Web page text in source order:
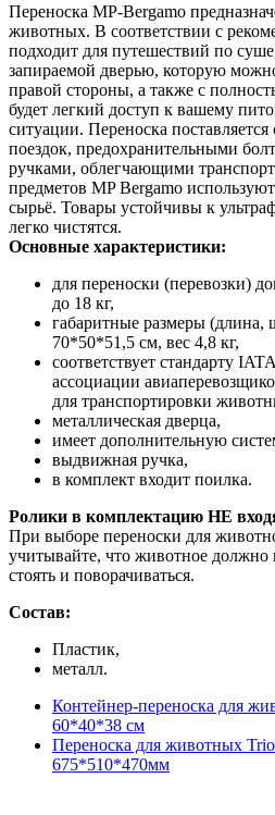
Переноска MP-Bergamo
животных. В соответствии с
подходит для путешествий по
запираемой дверью, которую
правой стороны, а также с
будет легкий доступ к вашему
ситуации. Переноска
поездок, предохранительными
ручками, облегчающими
предметов MP Bergamo
сырьё. Товары устойчивы к
легко чистятся.
Основные характеристики:
для переноски (перевозки)
до 18 кг,
габаритные размеры (длина,
70*50*51,5 см, вес 4,8 кг,
соответствует стандарту
ассоциации
для транспортировки
металлическая дверца,
имеет дополнительную
выдвижная ручка,
в комплект входит поилка.
Ролики в комплектацию НЕ
При выборе переноски для
учитывайте, что животное должно
стоять и поворачиваться.
Состав:
Пластик,
металл.
Контейнер-переноска для
60*40*38 см
Переноска для животных
675*510*470мм